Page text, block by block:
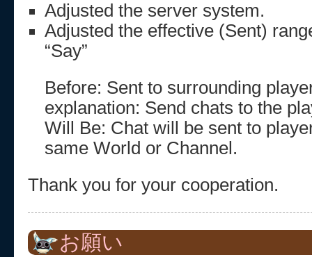
Adjusted the server system.
Adjusted the effective (Sent)
“Say”
Before: Sent to surrounding
explanation: Send chats to the
Will Be: Chat will be sent to
same World or Channel.
Thank you for your cooperation.
お願い